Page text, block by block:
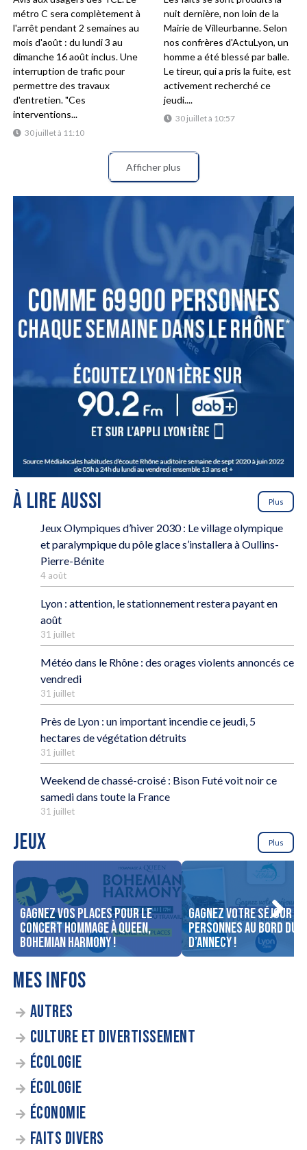
30 juillet à 11:10
métro C sera complètement à
l'arrêt pendant 2 semaines au
mois d'août : du lundi 3 au
dimanche 16 août inclus. Une
interruption de trafic pour
permettre des travaux
d'entretien. "Ces
interventions...
30 juillet à 10:57
nuit dernière, non loin de la
Mairie de Villeurbanne. Selon
nos confrères d'ActuLyon, un
homme a été blessé par balle.
Le tireur, qui a pris la fuite, est
activement recherché ce
jeudi....
Afficher plus
À LIRE AUSSI Plus
Jeux Olympiques d’hiver 2030 : Le village olympique
et paralympique du pôle glace s’installera à Oullins-
Pierre-Bénite
4 août
Lyon : attention, le stationnement restera payant en
août
31 juillet
Météo dans le Rhône : des orages violents annoncés ce
vendredi
31 juillet
Près de Lyon : un important incendie ce jeudi, 5
hectares de végétation détruits
31 juillet
Weekend de chassé-croisé : Bison Futé voit noir ce
samedi dans toute la France
31 juillet
JEUX Plus
Gagnez vos places pour le
concert Hommage à Queen,
Bohemian Harmony !
Gagnez votre séjour
personnes au bord du
d’Annecy !
MES INFOS
AUTRES
CULTURE ET DIVERTISSEMENT
ÉCOLOGIE
ÉCOLOGIE
ÉCONOMIE
FAITS DIVERS